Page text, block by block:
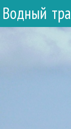
Водный